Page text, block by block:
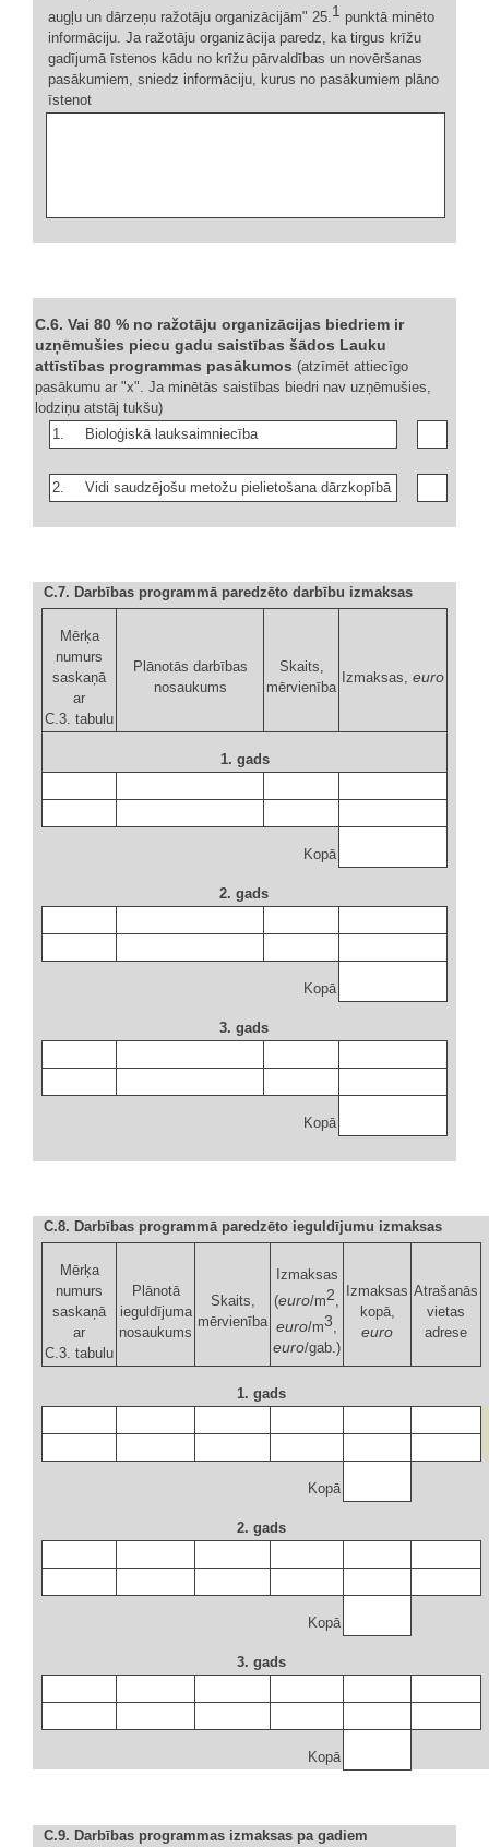
augļu un dārzeņu ražotāju organizācijām" 25.1 punktā minēto
informāciju. Ja ražotāju organizācija paredz, ka tirgus krīžu
gadījumā īstenos kādu no krīžu pārvaldības un novēršanas
pasākumiem, sniedz informāciju, kurus no pasākumiem plāno
īstenot
C.6. Vai 80 % no ražotāju organizācijas biedriem ir
uzņēmušies piecu gadu saistības šādos Lauku
attīstības programmas pasākumos (atzīmēt attiecīgo
pasākumu ar "x". Ja minētās saistības biedri nav uzņēmušies,
lodziņu atstāj tukšu)
1.
Bioloģiskā lauksaimniecība
2. Vidi saudzējošu metožu pielietošana dārzkopībā
C.7. Darbības programmā paredzēto darbību izmaksas
Mērķa
numurs
saskaņā
ar
C.3. tabulu
Plānotās darbības
nosaukums
Skaits,
mērvienība
Izmaksas, euro
1. gads
Kopā
2. gads
Kopā
3. gads
Kopā
C.8. Darbības programmā paredzēto ieguldījumu izmaksas
Mērķa
numurs
saskaņā
ar
C.3. tabulu
Plānotā
ieguldījuma
nosaukums
Skaits,
mērvienība
Izmaksas
(euro/m2,
euro/m3,
euro/gab.)
Izmaksas
kopā,
euro
Atrašanās
vietas
adrese
1. gads
Kopā
2. gads
Kopā
3. gads
Kopā
C.9. Darbības programmas izmaksas pa gadiem